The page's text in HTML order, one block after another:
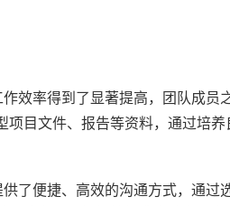
效率得到了显著提高，团队成员
目文件、报告等资料，通过培养
了便捷、高效的沟通方式，通过